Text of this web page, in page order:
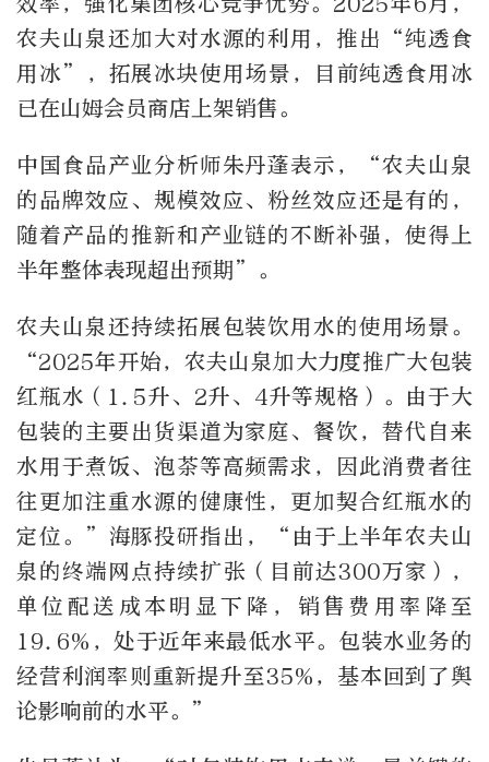
农夫山泉还加大对水源的利用，推出“纯透食
用冰”，拓展冰块使用场景，目前纯透食用冰
已在山姆会员商店上架销售。
中国食品产业分析师朱丹蓬表示，“农夫山泉
的品牌效应、规模效应、粉丝效应还是有的，
随着产品的推新和产业链的不断补强，使得上
半年整体表现超出预期”。
农夫山泉还持续拓展包装饮用水的使用场景。
“2025年开始，农夫山泉加大力度推广大包装
红瓶水（1.5升、2升、4升等规格）。由于大
包装的主要出货渠道为家庭、餐饮，替代自来
水用于煮饭、泡茶等高频需求，因此消费者往
往更加注重水源的健康性，更加契合红瓶水的
定位。”海豚投研指出，“由于上半年农夫山
泉的终端网点持续扩张（目前达300万家），
单位配送成本明显下降，销售费用率降至
19.6%，处于近年来最低水平。包装水业务的
经营利润率则重新提升至35%，基本回到了舆
论影响前的水平。”